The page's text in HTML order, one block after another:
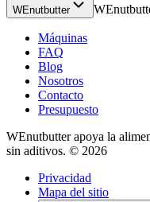
WEnutbutter
Máquinas
FAQ
Blog
Nosotros
Contacto
Presupuesto
WEnutbutter apoya la
sin aditivos. © 2026
Privacidad
Mapa del sitio